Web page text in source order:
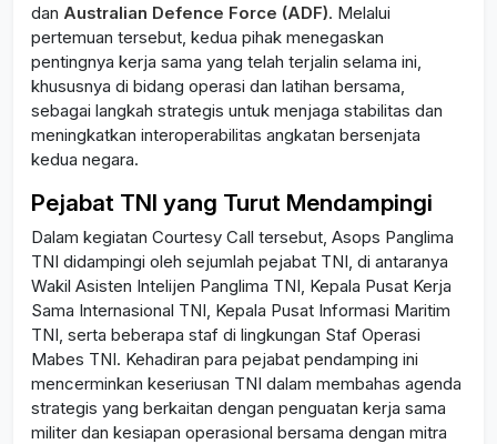
dan Australian Defence Force (ADF). Melalui
pertemuan tersebut, kedua pihak menegaskan
pentingnya kerja sama yang telah terjalin selama ini,
khususnya di bidang operasi dan latihan bersama,
sebagai langkah strategis untuk menjaga stabilitas dan
meningkatkan interoperabilitas angkatan bersenjata
kedua negara.
Pejabat TNI yang Turut Mendampingi
Dalam kegiatan Courtesy Call tersebut, Asops Panglima
TNI didampingi oleh sejumlah pejabat TNI, di antaranya
Wakil Asisten Intelijen Panglima TNI, Kepala Pusat Kerja
Sama Internasional TNI, Kepala Pusat Informasi Maritim
TNI, serta beberapa staf di lingkungan Staf Operasi
Mabes TNI. Kehadiran para pejabat pendamping ini
mencerminkan keseriusan TNI dalam membahas agenda
strategis yang berkaitan dengan penguatan kerja sama
militer dan kesiapan operasional bersama dengan mitra